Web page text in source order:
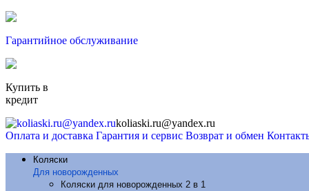
Гарантийное обслуживание
Купить в
кредит
koliaski.ru@yandex.ru
Оплата и доставка Гарантия и сервис Возврат и обмен
Коляски
Для новорожденных
Коляски для новорожденных 2 в 1